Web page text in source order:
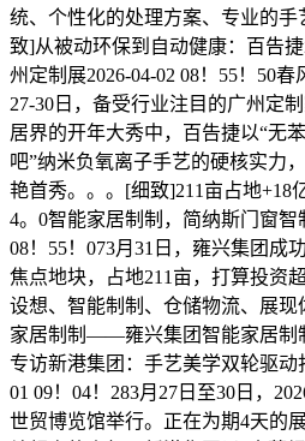
统、个性化的处理方案、专业的
致]从被动环保到自动健康：百告
州定制展2026-04-02 08！55！50春
27-30日，备受行业注目的广州定
居界的开年大秀中，百告捷以“无
吧”纳米负氧离子手艺的硬核实力
艳首秀。。。[细致]211亩占地+18
4。0智能家居制制，简纳斯门窗智
08！55！073月31日，雍兴集团成
焦点地块，占地211亩，打算投资
设想、智能制制、仓储物流、展
家居制制——雍兴集团智能家居制
专访新港集团：手艺美学双轮驱动
01 09！04！283月27日至30日，
世贸博览馆举行。正在为期4天的